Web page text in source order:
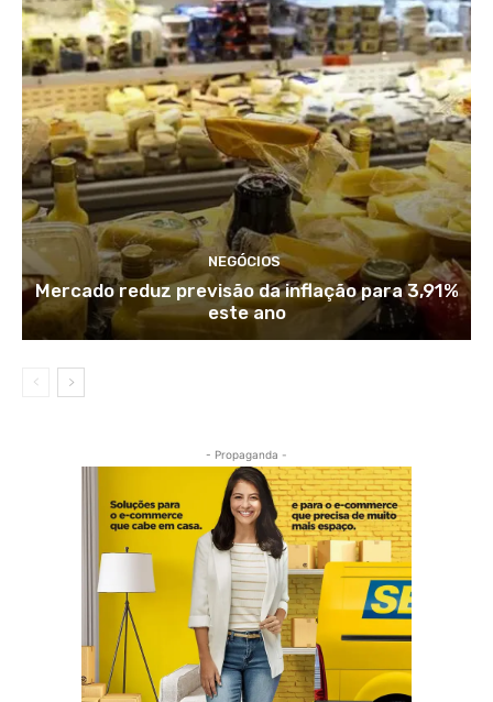
NEGÓCIOS
Mercado reduz previsão da inflação para 3,91%
este ano
- Propaganda -